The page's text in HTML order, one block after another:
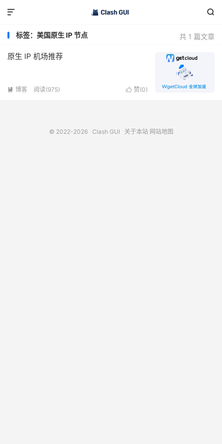


共 1 篇文章
标签：美国原生 IP 节点
原生 IP 机场推荐
 赞(0)
 博客 阅读(975)
© 2022-2026 Clash GUI 关于本站 网站地图